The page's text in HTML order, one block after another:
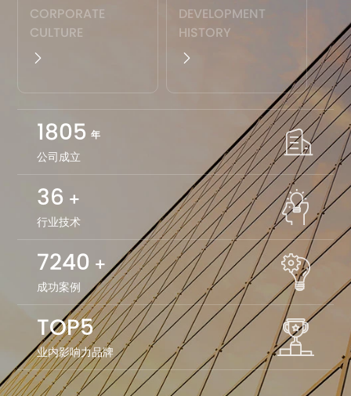
CORPORATE
CULTURE
DEVELOPMENT
HISTORY
1983 年
公司成立
40 +
行业技术
8000 +
成功案例
TOP5
业内影响力品牌